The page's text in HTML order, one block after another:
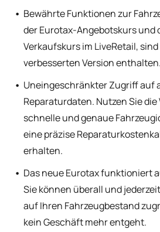
Bewährte Funktionen zur
der Eurotax-Angebotskurs und
Verkaufskurs im LiveRetail,
verbesserten Version enthalten.
Uneingeschränkter Zugriff auf
Reparaturdaten. Nutzen Sie
schnelle und genaue
eine präzise
erhalten.
Das neue Eurotax funktioniert
Sie können überall und
auf Ihren Fahrzeugbestand
kein Geschäft mehr entgeht.